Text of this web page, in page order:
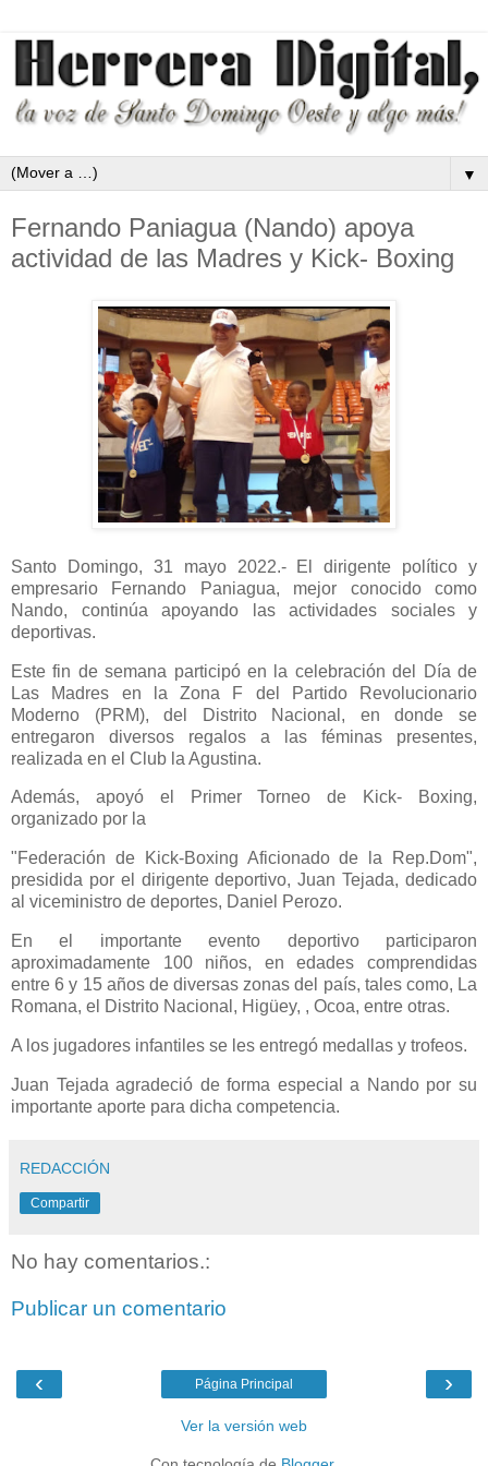
▼
Fernando Paniagua (Nando) apoya
actividad de las Madres y Kick- Boxing
Santo Domingo, 31 mayo 2022.- El dirigente político y
empresario Fernando Paniagua, mejor conocido como
Nando, continúa apoyando las actividades sociales y
deportivas.
Este fin de semana participó en la celebración del Día de
Las Madres en la Zona F del Partido Revolucionario
Moderno (PRM), del Distrito Nacional, en donde se
entregaron diversos regalos a las féminas presentes,
realizada en el Club la Agustina.
Además, apoyó el Primer Torneo de Kick- Boxing,
organizado por la
"Federación de Kick-Boxing Aficionado de la Rep.Dom",
presidida por el dirigente deportivo, Juan Tejada, dedicado
al viceministro de deportes, Daniel Perozo.
En el importante evento deportivo participaron
aproximadamente 100 niños, en edades comprendidas
entre 6 y 15 años de diversas zonas del país, tales como, La
Romana, el Distrito Nacional, Higüey, , Ocoa, entre otras.
A los jugadores infantiles se les entregó medallas y trofeos.
Juan Tejada agradeció de forma especial a Nando por su
importante aporte para dicha competencia.
REDACCIÓN
Compartir
No hay comentarios.:
Publicar un comentario
‹ ›
Página Principal
Ver la versión web